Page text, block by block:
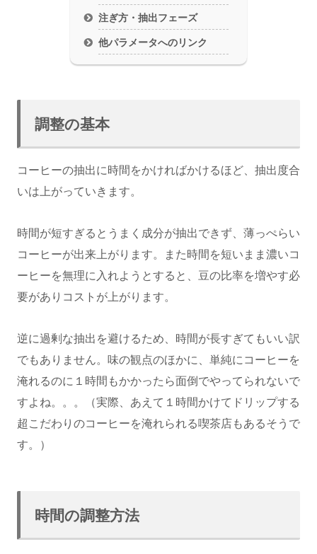
注ぎ方・抽出フェーズ
他パラメータへのリンク
調整の基本
コーヒーの抽出に時間をかければかけるほど、抽出度合
いは上がっていきます。
時間が短すぎるとうまく成分が抽出できず、薄っぺらい
コーヒーが出来上がります。また時間を短いまま濃いコ
ーヒーを無理に入れようとすると、豆の比率を増やす必
要がありコストが上がります。
逆に過剰な抽出を避けるため、時間が長すぎてもいい訳
でもありません。味の観点のほかに、単純にコーヒーを
淹れるのに１時間もかかったら面倒でやってられないで
すよね。。。（実際、あえて１時間かけてドリップする
超こだわりのコーヒーを淹れられる喫茶店もあるそうで
す。）
時間の調整方法